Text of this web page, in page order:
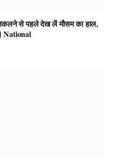
से पहले देख लें मौसम का हाल,
| National